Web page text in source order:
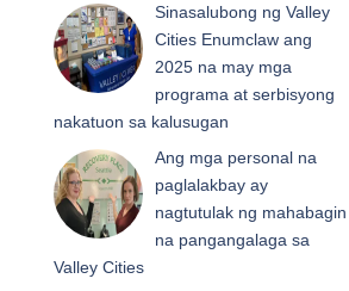
Sinasalubong ng Valley
Cities Enumclaw ang
2025 na may mga
programa at serbisyong
nakatuon sa kalusugan
Ang mga personal na
paglalakbay ay
nagtutulak ng mahabagin
na pangangalaga sa
Valley Cities